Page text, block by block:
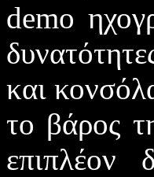
demo
και
το βάρος